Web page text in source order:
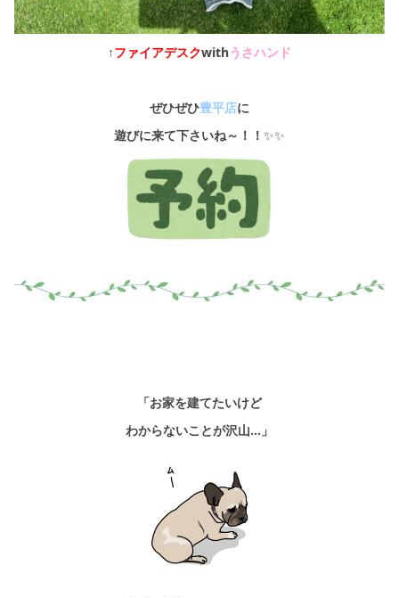
↑ファイアデスクwithうさハンド
ぜひぜひ豊平店に
遊びに来て下さいね～！！ ✨✨
「お家を建てたいけど
わからないことが沢山…」